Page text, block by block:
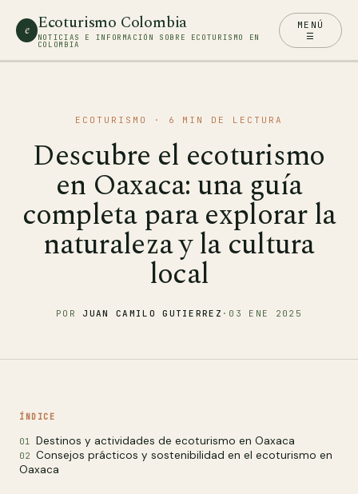
e Ecoturismo Colombia
NOTICIAS E INFORMACIÓN SOBRE ECOTURISMO EN
COLOMBIA
MENÚ
☰
ECOTURISMO · 6 MIN DE LECTURA
Descubre el ecoturismo
en Oaxaca: una guía
completa para explorar la
naturaleza y la cultura
local
POR JUAN CAMILO GUTIERREZ · 03 ENE 2025
ÍNDICE
Destinos y actividades de ecoturismo en Oaxaca
Consejos prácticos y sostenibilidad en el ecoturismo en
Oaxaca